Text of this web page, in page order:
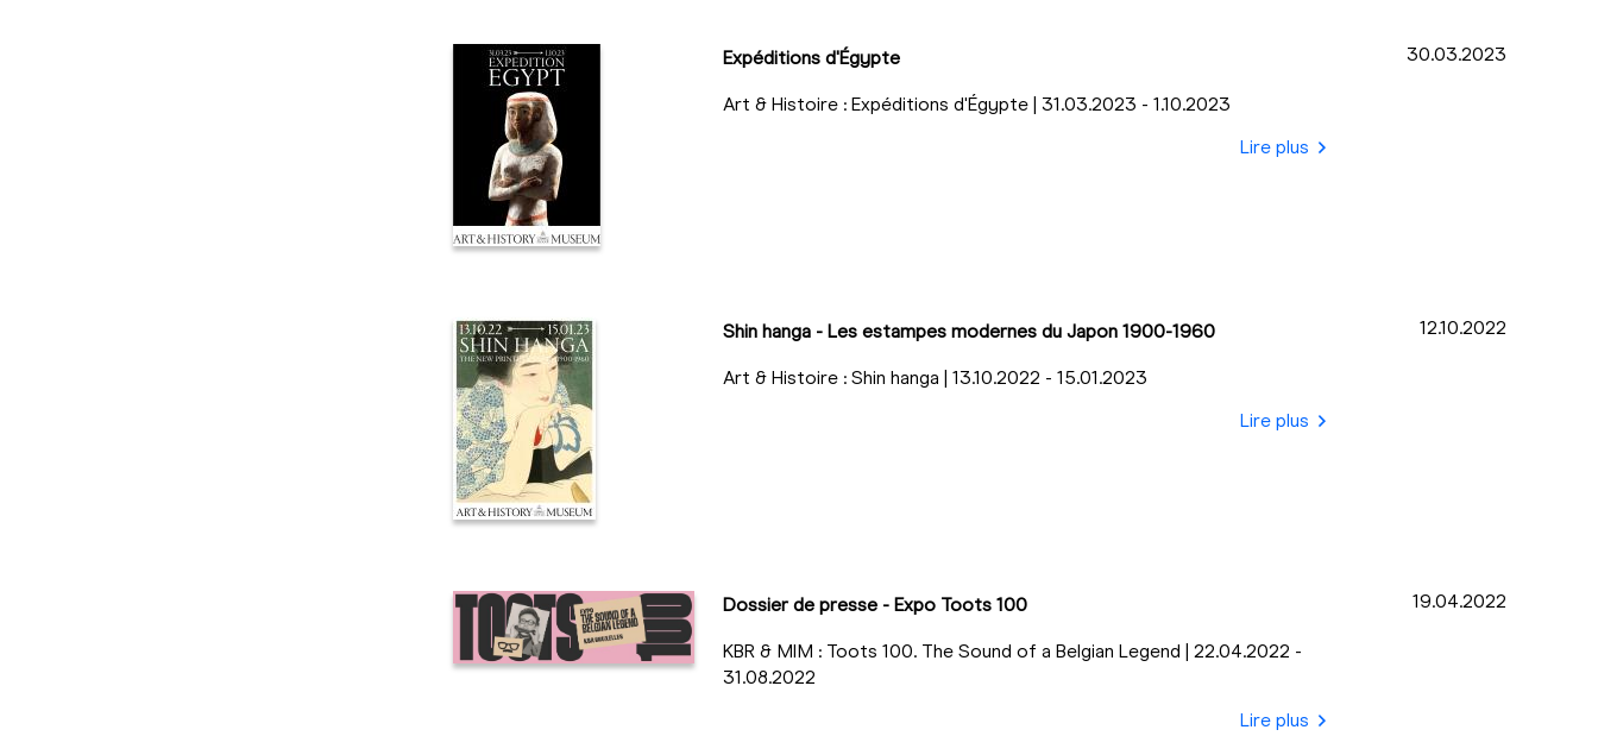
Expéditions d'Égypte
Art & Histoire : Expéditions d'Égypte | 31.03.2023 - 1.10.2023
Lire plus
30.03.2023
Shin hanga - Les estampes modernes du Japon 1900-1960
Art & Histoire : Shin hanga | 13.10.2022 - 15.01.2023
Lire plus
12.10.2022
Dossier de presse - Expo Toots 100
KBR & MIM : Toots 100. The Sound of a Belgian Legend | 22.04.2022 -
31.08.2022
Lire plus
19.04.2022